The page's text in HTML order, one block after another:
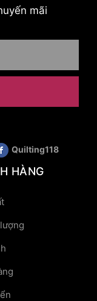
mãi
Quilting118
HÀNG